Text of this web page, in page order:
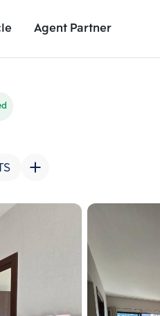
Agent Partner
Unit Details
units
2